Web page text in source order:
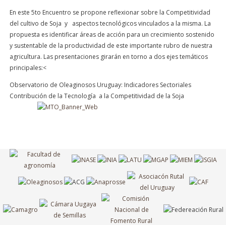
En este 5to Encuentro se propone reflexionar sobre la Competitividad
del cultivo de Soja y aspectos tecnológicos vinculados a la misma. La
propuesta es identificar áreas de acción para un crecimiento sostenido
y sustentable de la productividad de este importante rubro de nuestra
agricultura. Las presentaciones girarán en torno a dos ejes temáticos
principales:<
Observatorio de Oleaginosos Uruguay: Indicadores Sectoriales
Contribución de la Tecnología a la Competitividad de la Soja